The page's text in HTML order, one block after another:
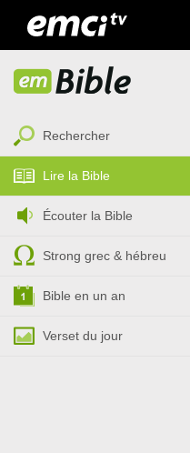
Rechercher
Lire la Bible
Écouter la Bible
Strong grec & hébreu
Bible en un an
Verset du jour